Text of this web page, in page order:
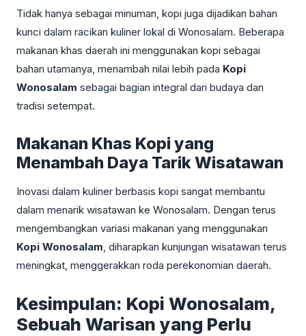
Tidak hanya sebagai minuman, kopi juga dijadikan bahan
kunci dalam racikan kuliner lokal di Wonosalam. Beberapa
makanan khas daerah ini menggunakan kopi sebagai
bahan utamanya, menambah nilai lebih pada Kopi
Wonosalam sebagai bagian integral dari budaya dan
tradisi setempat.
Makanan Khas Kopi yang
Menambah Daya Tarik Wisatawan
Inovasi dalam kuliner berbasis kopi sangat membantu
dalam menarik wisatawan ke Wonosalam. Dengan terus
mengembangkan variasi makanan yang menggunakan
Kopi Wonosalam, diharapkan kunjungan wisatawan terus
meningkat, menggerakkan roda perekonomian daerah.
Kesimpulan: Kopi Wonosalam,
Sebuah Warisan yang Perlu